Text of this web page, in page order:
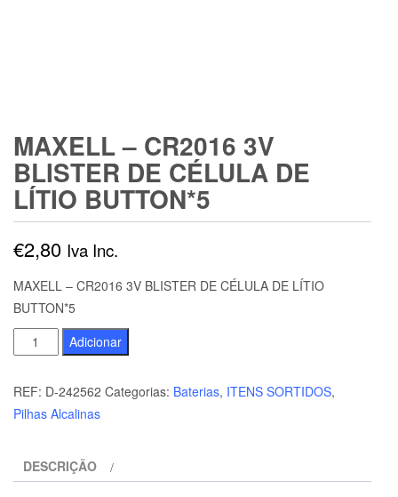
MAXELL – CR2016 3V
BLISTER DE CÉLULA DE
LÍTIO BUTTON*5
€2,80 Iva Inc.
MAXELL – CR2016 3V BLISTER DE CÉLULA DE LÍTIO
BUTTON*5
Quantidade
de
MAXELL
-
BLISTER
Adicionar
REF: D-242562 Categorias: Baterias, ITENS SORTIDOS,
Pilhas Alcalinas
DESCRIÇÃO